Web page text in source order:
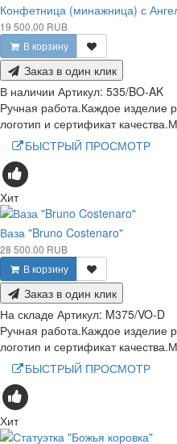
Конфетница (минажница) с
19 500.00 RUB
В корзину
Заказ в один клик
В наличии Артикул: 535/BO-AK
Ручная работа.Каждое изделие
логотип и сертификат
БЫСТРЫЙ ПРОСМОТР
Хит
Ваза "Bruno Costenaro"
28 500.00 RUB
В корзину
Заказ в один клик
На складе Артикул: M375/VO-D
Ручная работа.Каждое изделие
логотип и сертификат
БЫСТРЫЙ ПРОСМОТР
Хит